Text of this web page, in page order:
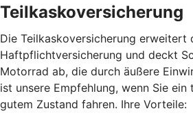
Teilkaskoversicherung
Die Teilkaskoversicherung erweitert
Haftpflichtversicherung und deckt
Motorrad ab, die durch äußere
ist unsere Empfehlung, wenn Sie
gutem Zustand fahren. Ihre Vorteile: